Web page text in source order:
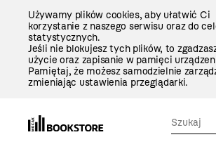
Używamy plików cookies, aby ułatwić Ci
korzystanie z naszego serwisu oraz do
statystycznych.
Jeśli nie blokujesz tych plików, to
użycie oraz zapisanie w pamięci
Pamiętaj, że możesz samodzielnie
zmieniając ustawienia przeglądarki.